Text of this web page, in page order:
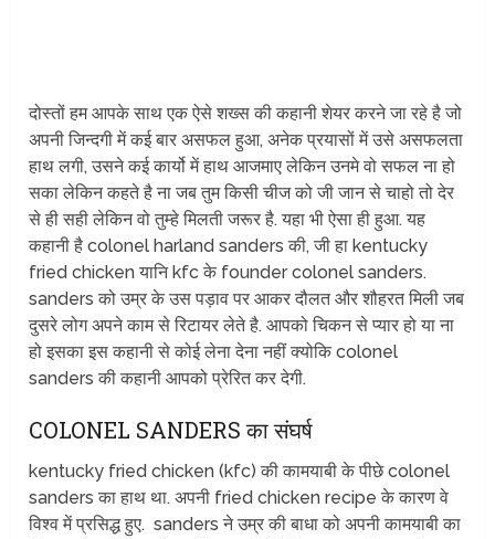
दोस्तों हम आपके साथ एक ऐसे शख्स की कहानी शेयर करने जा रहे है जो
अपनी जिन्दगी में कई बार असफल हुआ, अनेक प्रयासों में उसे असफलता
हाथ लगी, उसने कई कार्यो में हाथ आजमाए लेकिन उनमे वो सफल ना हो
सका लेकिन कहते है ना जब तुम किसी चीज को जी जान से चाहो तो देर
से ही सही लेकिन वो तुम्हे मिलती जरूर है. यहा भी ऐसा ही हुआ. यह
कहानी है colonel harland sanders की, जी हा kentucky
fried chicken यानि kfc के founder colonel sanders.
sanders को उम्र के उस पड़ाव पर आकर दौलत और शौहरत मिली जब
दुसरे लोग अपने काम से रिटायर लेते है. आपको चिकन से प्यार हो या ना
हो इसका इस कहानी से कोई लेना देना नहीं क्योकि colonel
sanders की कहानी आपको प्रेरित कर देगी.
COLONEL SANDERS का संघर्ष
kentucky fried chicken (kfc) की कामयाबी के पीछे colonel
sanders का हाथ था. अपनी fried chicken recipe के कारण वे
विश्व में प्रसिद्ध हुए. sanders ने उम्र की बाधा को अपनी कामयाबी का